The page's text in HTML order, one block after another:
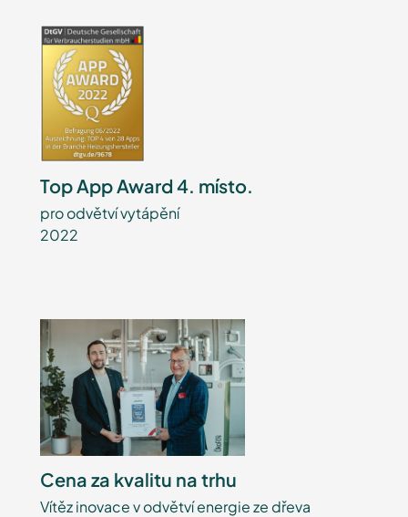
Top App Award 4. místo.
pro odvětví vytápění
2022
Cena za kvalitu na trhu
Vítěz inovace v odvětví energie ze dřeva